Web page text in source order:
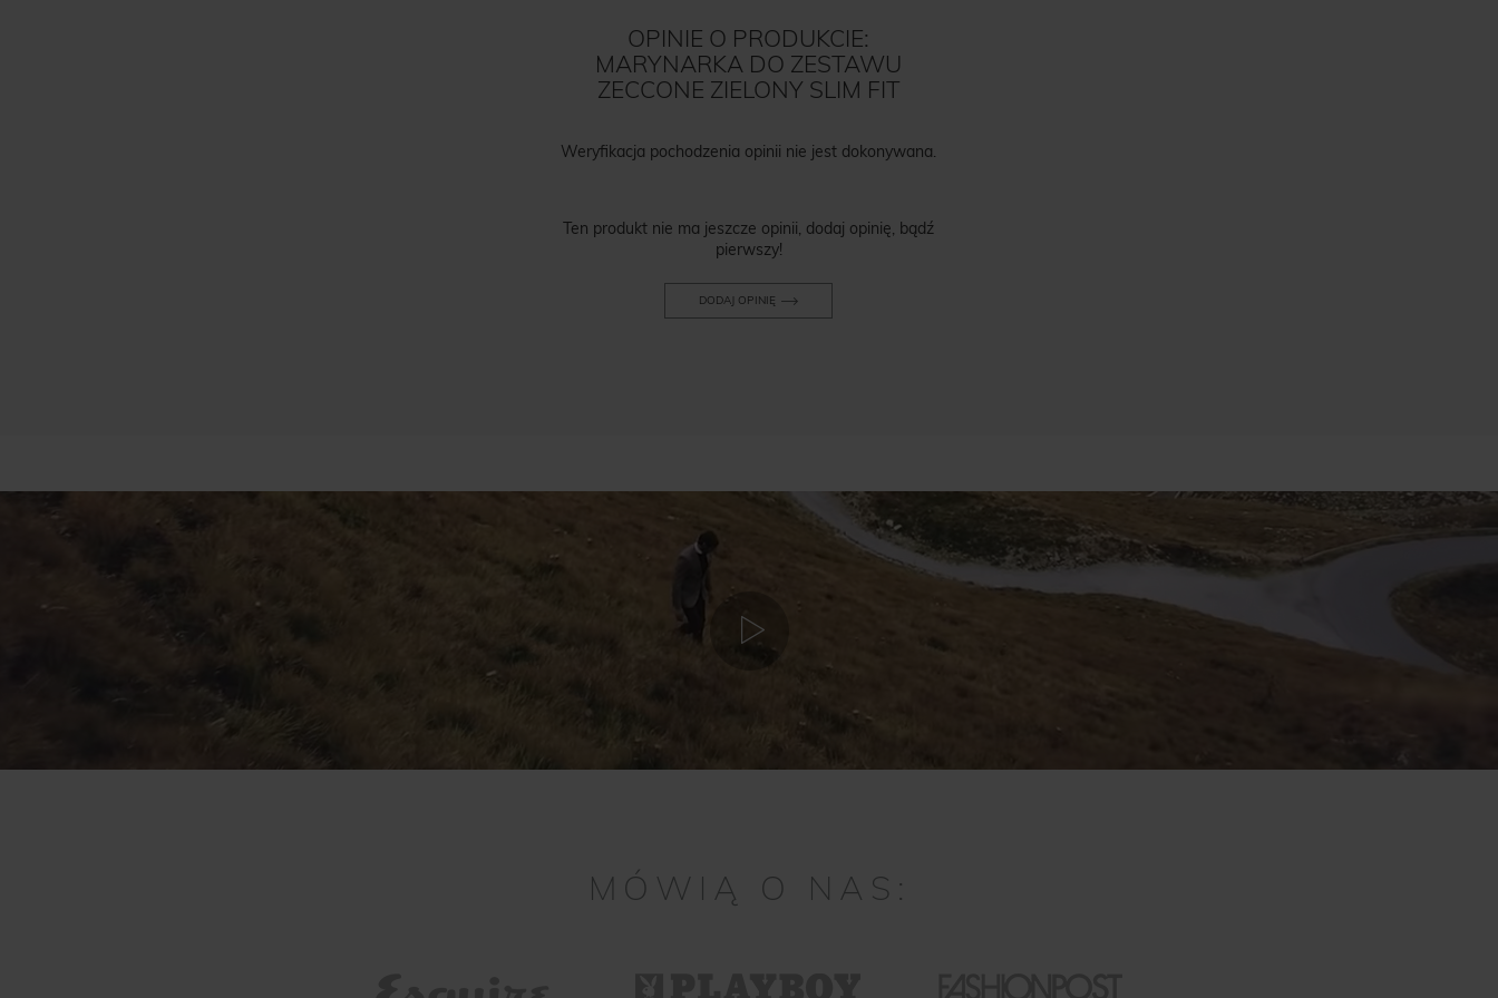
OPINIE O PRODUKCIE:
MARYNARKA DO ZESTAWU
ZECCONE ZIELONY SLIM FIT
Weryfikacja pochodzenia opinii nie jest dokonywana.
Ten produkt nie ma jeszcze opinii, dodaj opinię, bądź
pierwszy!
DODAJ OPINIĘ
MÓWIĄ O NAS: